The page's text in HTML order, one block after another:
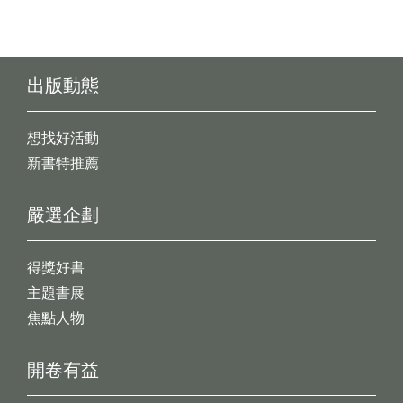
出版動態
想找好活動
新書特推薦
開卷有益
嚴選企劃
得獎好書
主題書展
焦點人物